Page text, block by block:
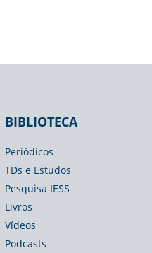
BIBLIOTECA
Periódicos
TDs e Estudos
Pesquisa IESS
Livros
Vídeos
Podcasts